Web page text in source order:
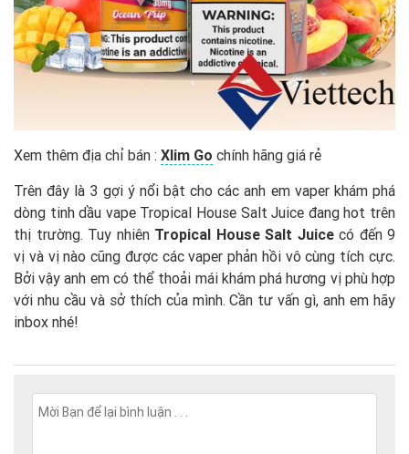
Xem thêm địa chỉ bán : Xlim Go chính hãng giá rẻ
Trên đây là 3 gợi ý nổi bật cho các anh em vaper khám phá
dòng tinh dầu vape Tropical House Salt Juice đang hot trên
thị trường. Tuy nhiên Tropical House Salt Juicecó đến 9
vị và vị nào cũng được các vaper phản hồi vô cùng tích cực.
Bởi vậy anh em có thể thoải mái khám phá hương vị phù hợp
với nhu cầu và sở thích của mình. Cần tư vấn gì, anh em hãy
inbox nhé!